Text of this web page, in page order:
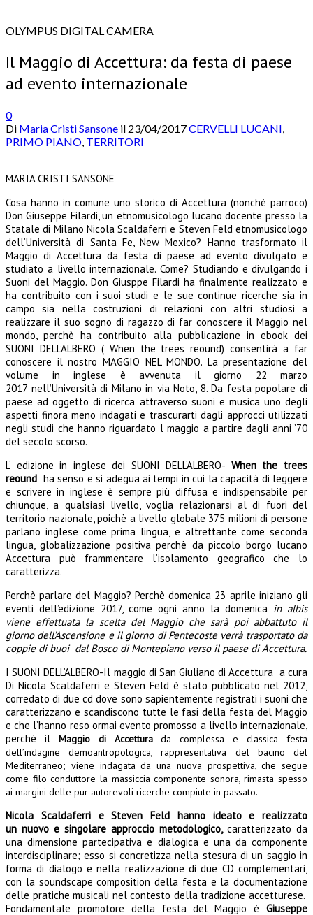
OLYMPUS DIGITAL CAMERA
Il Maggio di Accettura: da festa di paese
ad evento internazionale
0
Di Maria Cristi Sansone il 23/04/2017CERVELLI LUCANI,
PRIMO PIANO, TERRITORI
MARIA CRISTI SANSONE
Cosa hanno in comune uno storico di Accettura (nonchè parroco)
Don Giuseppe Filardi, un etnomusicologo lucano docente presso la
Statale di Milano Nicola Scaldaferri e Steven Feld etnomusicologo
dell’Università di Santa Fe, New Mexico? Hanno trasformato il
Maggio di Accettura da festa di paese ad evento divulgato e
studiato a livello internazionale. Come? Studiando e divulgando i
Suoni del Maggio. Don Giusppe Filardi ha finalmente realizzato e
ha contribuito con i suoi studi e le sue continue ricerche sia in
campo sia nella costruzioni di relazioni con altri studiosi a
realizzare il suo sogno di ragazzo di far conoscere il Maggio nel
mondo, perchè ha contribuito alla pubblicazione in ebook dei
SUONI DELL’ALBERO ( When the trees reound) consentirà a far
conoscere il nostro MAGGIO NEL MONDO. La presentazione del
volume in inglese è avvenuta il giorno 22 marzo
2017 nell’Università di Milano in via Noto, 8. Da festa popolare di
paese ad oggetto di ricerca attraverso suoni e musica uno degli
aspetti finora meno indagati e trascurarti dagli approcci utilizzati
negli studi che hanno riguardato l maggio a partire dagli anni ’70
del secolo scorso.
L’ edizione in inglese dei SUONI DELL’ALBERO- When the trees
reound ha senso e si adegua ai tempi in cui la capacità di leggere
e scrivere in inglese è sempre più diffusa e indispensabile per
chiunque, a qualsiasi livello, voglia relazionarsi al di fuori del
territorio nazionale, poichè a livello globale 375 milioni di persone
parlano inglese come prima lingua, e altrettante come seconda
lingua, globalizzazione positiva perchè da piccolo borgo lucano
Accettura può frammentare l’isolamento geografico che lo
caratterizza.
Perchè parlare del Maggio? Perchè domenica 23 aprile iniziano gli
eventi dell’edizione 2017, come ogni anno la domenica in albis
viene effettuata la scelta del Maggio che sarà poi abbattuto il
giorno dell’Ascensione e il giorno di Pentecoste verrà trasportato da
coppie di buoi dal Bosco di Montepiano verso il paese di Accettura.
I SUONI DELL’ALBERO-Il maggio di San Giuliano di Accettura a cura
Di Nicola Scaldaferri e Steven Feld è stato pubblicato nel 2012,
corredato di due cd dove sono sapientemente registrati i suoni che
caratterizzano e scandiscono tutte le fasi della festa del Maggio
e che l’hanno reso ormai evento promosso a livello internazionale,
perchè il Maggio di Accetturada complessa e classica festa
dell’indagine demoantropologica, rappresentativa del bacino del
Mediterraneo; viene indagata da una nuova prospettiva, che segue
come filo conduttore la massiccia componente sonora, rimasta spesso
ai margini delle pur autorevoli ricerche compiute in passato.
Nicola Scaldaferri e Steven Feld hanno ideato e realizzato
un nuovo e singolare approccio metodologico, caratterizzato da
una dimensione partecipativa e dialogica e una da componente
interdisciplinare; esso si concretizza nella stesura di un saggio in
forma di dialogo e nella realizzazione di due CD complementari,
con la soundscape composition della festa e la documentazione
delle pratiche musicali nel contesto della tradizione accetturese.
Fondamentale promotore della festa del Maggio è Giuseppe